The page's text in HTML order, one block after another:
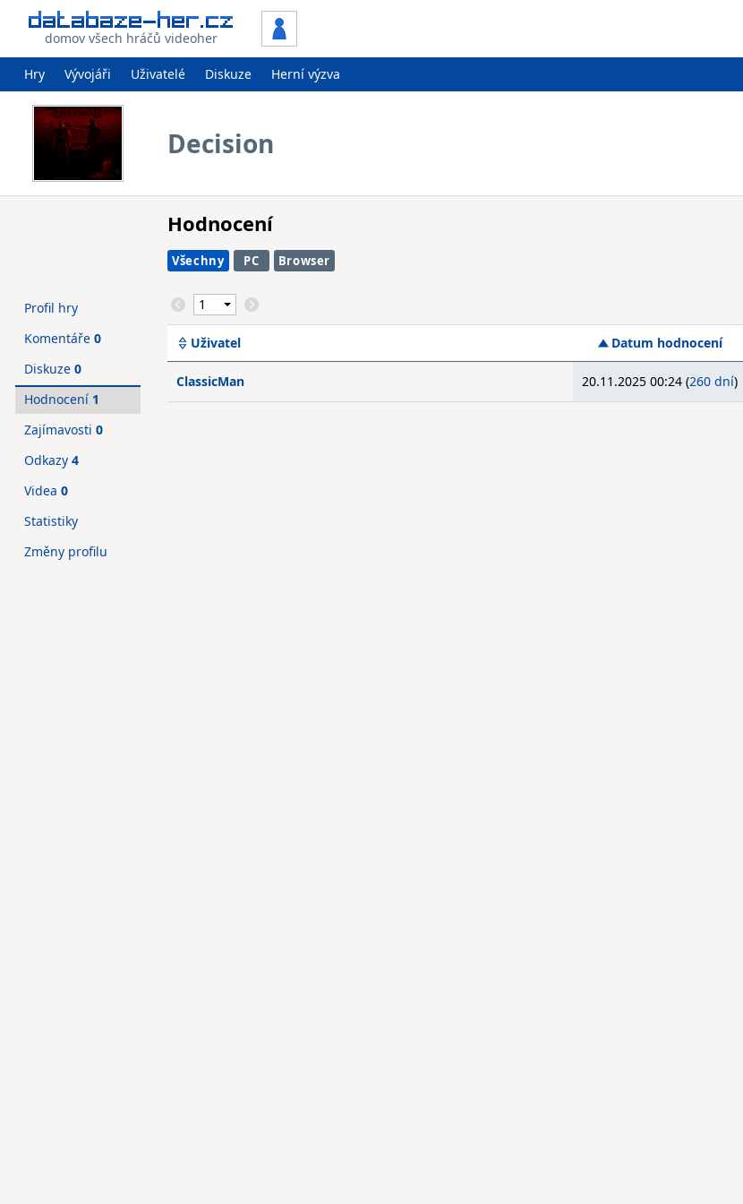
domov všech hráčů videoher
Hry Vývojáři Uživatelé Diskuze Herní výzva
Decision
Hodnocení
Všechny PC Browser
Uživatel Datum hodnocení
ClassicMan 20.11.2025 00:24 (260 dní)
Profil hry
Komentáře 0
Diskuze 0
Hodnocení 1
Zajímavosti 0
Odkazy 4
Videa 0
Statistiky
Změny profilu